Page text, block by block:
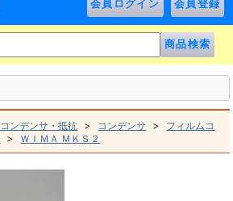
ンデンサ・抵抗 > コンデンサ > フィルムコ
> ＷＩＭＡ ＭＫＳ２